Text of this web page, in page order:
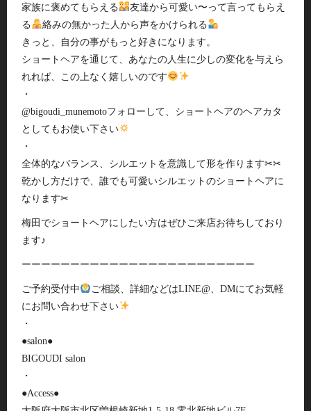
家族に褒めてもらえる
友達から可愛い〜って言ってもらえ
る
絡みの無かった人から声をかけられる
きっと、自分の事がもっと好きになります。
ショートヘアを通じて、あなたの人生に少しの変化を与えら
れれば、この上なく嬉しいのです
・
@bigoudi_munemotoフォローして、ショートヘアのヘアカタ
としてもお使い下さい
・
全体的なバランス、シルエットを意識して形を作ります✂︎✂︎
乾かし方だけで、誰でも可愛いシルエットのショートヘアに
なります✂︎
梅田でショートヘアにしたい方はぜひご来店お待ちしており
ます♪
ーーーーーーーーーーーーーーーーーーーーーーーー
ご予約受付中
ご相談、詳細などはLINE@、DMにてお気軽
にお問い合わせ下さい
・
●salon●
BIGOUDI salon
・
●Access●